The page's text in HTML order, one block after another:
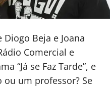
Beja e Joana
Comercial e
“Já se Faz Tarde”, e
um professor? Se